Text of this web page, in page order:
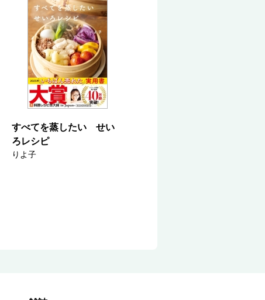
すべてを蒸したい せい
ろレシピ
りよ子